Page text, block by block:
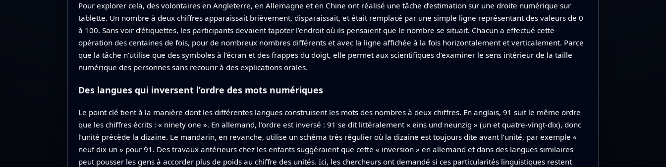
Pour explorer cela, des volontaires en Angleterre, en Allemagne et en Chine ont réalisé une tâche d’estimation sur une droite numérique sur
tablette. Un nombre à deux chiffres apparaissait brièvement, disparaissait, et était remplacé par une simple ligne représentant des valeurs de 0
à 100. Sans voir d’étiquettes, les participants devaient tapoter l’endroit où ils pensaient que le nombre se situait. Chacun a effectué cette
opération des centaines de fois, pour de nombreux nombres différents et avec la ligne affichée à la fois horizontalement et verticalement. Parce
que la tâche n’utilise que des symboles à l’écran et des frappes du doigt, elle permet aux scientifiques d’examiner le sens intérieur de la taille
numérique des personnes sans recourir à des explications orales.
Des langues qui inversent l’ordre des mots numériques
Le point clé tient à la manière dont les différentes langues construisent les mots des nombres à deux chiffres. En anglais, 91 suit le même ordre
que les chiffres écrits : « ninety one ». En allemand, l’ordre est inversé : 91 se dit littéralement « eins und neunzig » (un et quatre‑vingt‑dix), donc
l’unité précède la dizaine. Le mandarin, en revanche, utilise un schéma très régulier où la dizaine est toujours dite avant l’unité, par exemple «
neuf dix un » pour 91. Des travaux antérieurs chez les enfants suggéraient que cette « inversion » en allemand et dans des langues similaires
peut pousser les gens à accorder plus de poids au chiffre des unités. Ici, les chercheurs ont demandé si ces particularités linguistiques restent